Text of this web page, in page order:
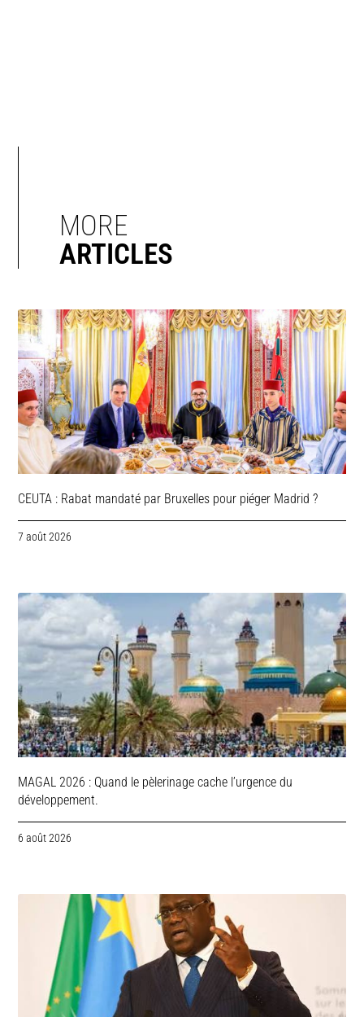
MORE
ARTICLES
CEUTA : Rabat mandaté par Bruxelles pour piéger Madrid ?
7 août 2026
MAGAL 2026 : Quand le pèlerinage cache l’urgence du
développement.
6 août 2026